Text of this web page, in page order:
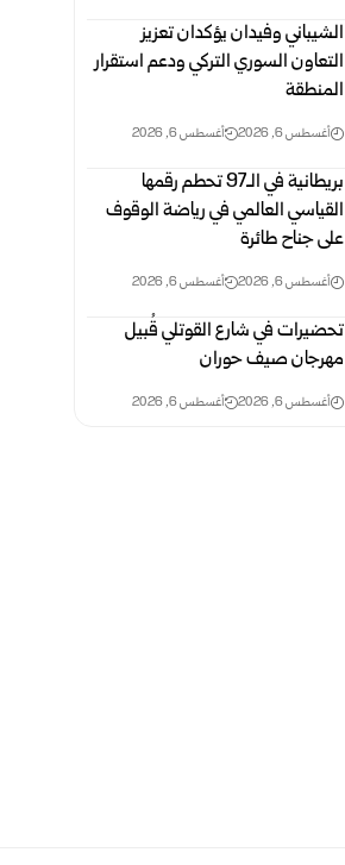
الشيباني وفيدان يؤكدان تعزيز
التعاون السوري التركي ودعم استقرار
المنطقة
أغسطس 6, 2026 أغسطس 6, 2026
بريطانية في الـ97 تحطم رقمها
القياسي العالمي في رياضة الوقوف
على جناح طائرة
أغسطس 6, 2026 أغسطس 6, 2026
تحضيرات في شارع القوتلي قُبيل
مهرجان صيف حوران
أغسطس 6, 2026 أغسطس 6, 2026